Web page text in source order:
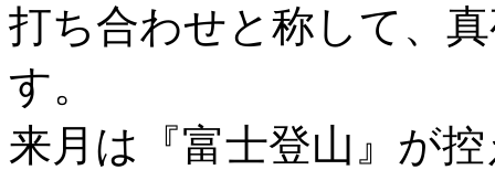
打ち合わせと称して、
す。
来月は『富士登山』が